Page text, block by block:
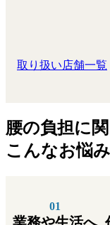
取り扱い店舗一覧
腰の負担に
こんなお悩